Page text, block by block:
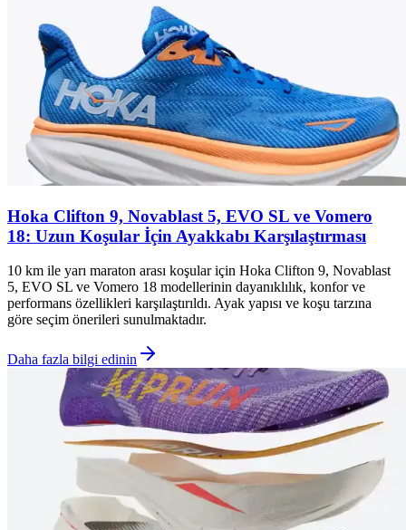
Hoka Clifton 9, Novablast 5, EVO SL ve Vomero
18: Uzun Koşular İçin Ayakkabı Karşılaştırması
10 km ile yarı maraton arası koşular için Hoka Clifton 9, Novablast
5, EVO SL ve Vomero 18 modellerinin dayanıklılık, konfor ve
performans özellikleri karşılaştırıldı. Ayak yapısı ve koşu tarzına
göre seçim önerileri sunulmaktadır.
Daha fazla bilgi edinin